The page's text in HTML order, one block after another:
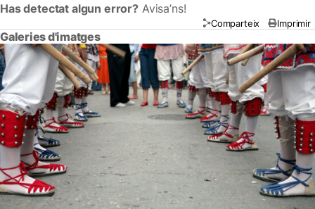
Has detectat algun error? Avisa’ns!
Comparteix Imprimir
Galeries d'imatges